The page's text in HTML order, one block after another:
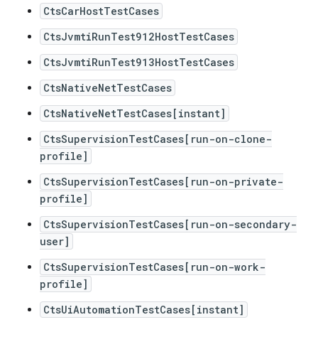
CtsCarHostTestCases
CtsJvmtiRunTest912HostTestCases
CtsJvmtiRunTest913HostTestCases
CtsNativeNetTestCases
CtsNativeNetTestCases[instant]
CtsSupervisionTestCases[run-on-clone-
profile]
CtsSupervisionTestCases[run-on-private-
profile]
CtsSupervisionTestCases[run-on-secondary-
user]
CtsSupervisionTestCases[run-on-work-
profile]
CtsUiAutomationTestCases[instant]